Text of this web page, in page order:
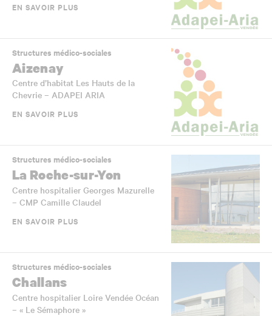
EN SAVOIR PLUS
Structures médico-sociales
Aizenay
Centre d’habitat Les Hauts de la
Chevrie – ADAPEI ARIA
EN SAVOIR PLUS
Structures médico-sociales
La Roche-sur-Yon
Centre hospitalier Georges Mazurelle
– CMP Camille Claudel
EN SAVOIR PLUS
Structures médico-sociales
Challans
Centre hospitalier Loire Vendée Océan
– « Le Sémaphore »